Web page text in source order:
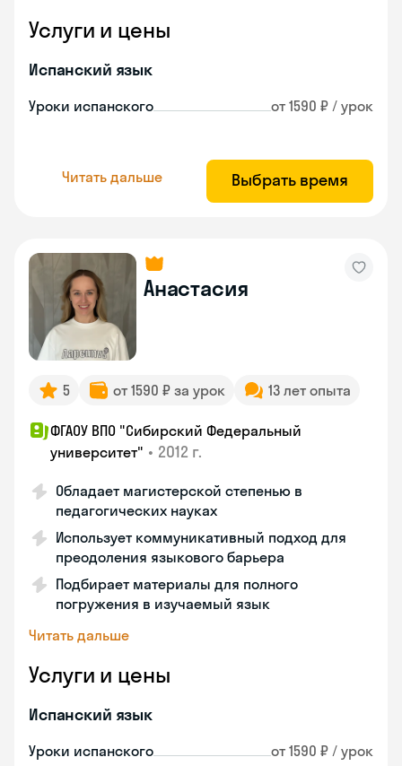
Услуги и цены
Испанский язык
Уроки испанского от 1590 ₽ / урок
Читать дальше Выбрать время
Анастасия
5 от 1590 ₽ за урок 13 лет опыта
ФГАОУ ВПО "Сибирский Федеральный
университет" • 2012 г.
Обладает магистерской степенью в
педагогических науках
Использует коммуникативный подход для
преодоления языкового барьера
Подбирает материалы для полного
погружения в изучаемый язык
Читать дальше
Услуги и цены
Испанский язык
Уроки испанского от 1590 ₽ / урок